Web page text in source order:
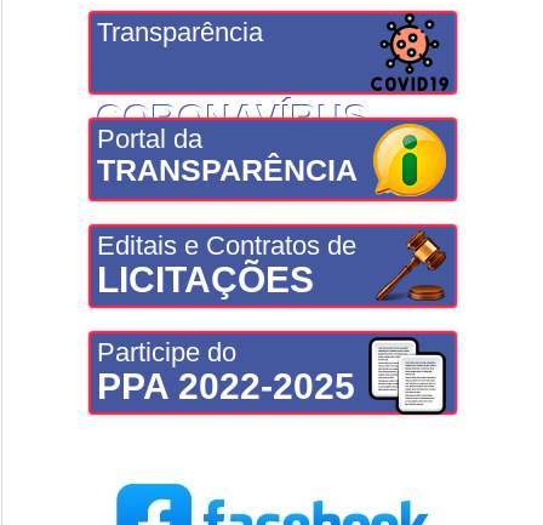
Transparência
CORONAVÍRUS
Portal da
TRANSPARÊNCIA
Editais e Contratos de
LICITAÇÕES
Participe do
PPA 2022-2025